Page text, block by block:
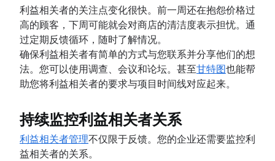
利益相关者的关注点变化很快。前一周还在抱怨价格过
高的顾客，下周可能就会对商店的清洁度表示担忧。通
过定期反馈循环，随时了解情况。
确保利益相关者有简单的方式与您联系并分享他们的想
法。您可以使用调查、会议和论坛。甚至甘特图也能帮
助您将利益相关者的要求与项目时间线对应起来。
持续监控利益相关者关系
利益相关者管理不仅限于反馈。您的企业还需要监控利
益相关者的关系。